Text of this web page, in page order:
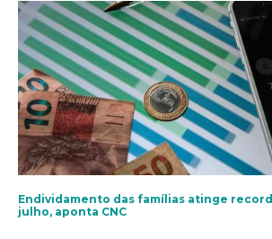
Endividamento das famílias atinge
julho, aponta CNC